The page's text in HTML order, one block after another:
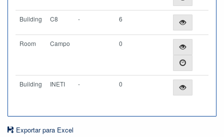
Building C8 - 6
Room Campo 0
Building INETI - 0
Exportar para Excel